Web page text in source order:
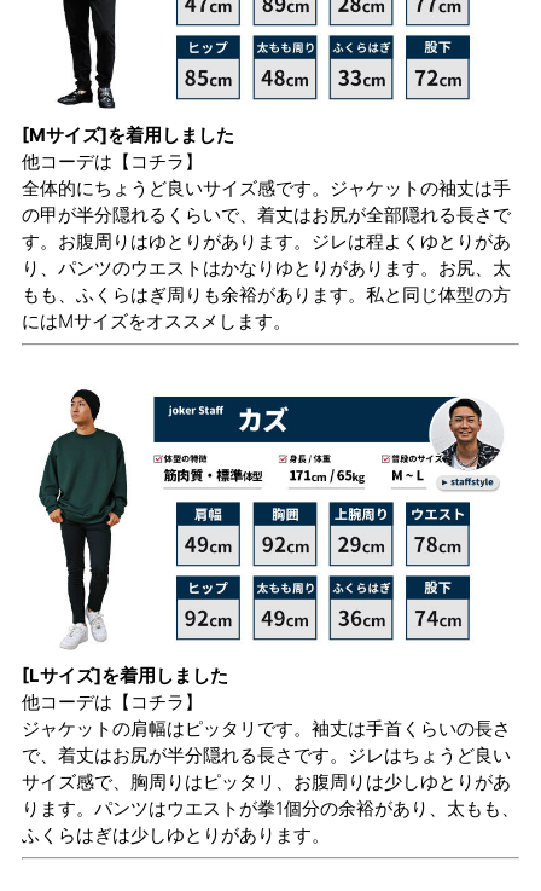
[Mサイズ]を着用しました
他コーデは 【コチラ】
全体的にちょうど良いサイズ感です。ジャケットの袖丈は手
の甲が半分隠れるくらいで、着丈はお尻が全部隠れる長さで
す。お腹周りはゆとりがあります。ジレは程よくゆとりがあ
り、パンツのウエストはかなりゆとりがあります。お尻、太
もも、ふくらはぎ周りも余裕があります。私と同じ体型の方
にはMサイズをオススメします。
[Lサイズ]を着用しました
他コーデは 【コチラ】
ジャケットの肩幅はピッタリです。袖丈は手首くらいの長さ
で、着丈はお尻が半分隠れる長さです。ジレはちょうど良い
サイズ感で、胸周りはピッタリ、お腹周りは少しゆとりがあ
ります。パンツはウエストが拳1個分の余裕があり、太もも、
ふくらはぎは少しゆとりがあります。